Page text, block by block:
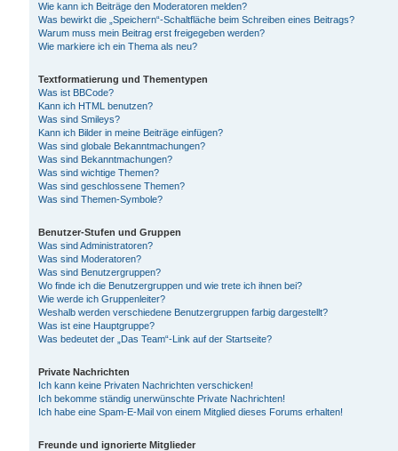
Wie kann ich Beiträge den Moderatoren melden?
Was bewirkt die „Speichern“-Schaltfläche beim Schreiben eines Beitrags?
Warum muss mein Beitrag erst freigegeben werden?
Wie markiere ich ein Thema als neu?
Textformatierung und Thementypen
Was ist BBCode?
Kann ich HTML benutzen?
Was sind Smileys?
Kann ich Bilder in meine Beiträge einfügen?
Was sind globale Bekanntmachungen?
Was sind Bekanntmachungen?
Was sind wichtige Themen?
Was sind geschlossene Themen?
Was sind Themen-Symbole?
Benutzer-Stufen und Gruppen
Was sind Administratoren?
Was sind Moderatoren?
Was sind Benutzergruppen?
Wo finde ich die Benutzergruppen und wie trete ich ihnen bei?
Wie werde ich Gruppenleiter?
Weshalb werden verschiedene Benutzergruppen farbig dargestellt?
Was ist eine Hauptgruppe?
Was bedeutet der „Das Team“-Link auf der Startseite?
Private Nachrichten
Ich kann keine Privaten Nachrichten verschicken!
Ich bekomme ständig unerwünschte Private Nachrichten!
Ich habe eine Spam-E-Mail von einem Mitglied dieses Forums erhalten!
Freunde und ignorierte Mitglieder